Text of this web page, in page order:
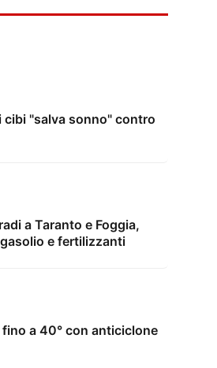
cibi "salva sonno" contro
a Taranto e Foggia,
e fertilizzanti
a 40° con anticiclone